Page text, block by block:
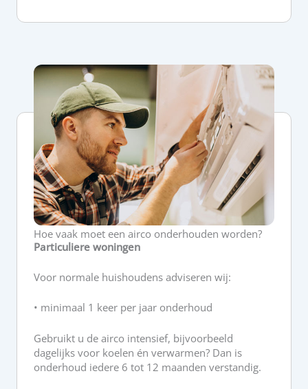
Hoe vaak moet een airco onderhouden worden?
Particuliere woningen
Voor normale huishoudens adviseren wij:
• minimaal 1 keer per jaar onderhoud
Gebruikt u de airco intensief, bijvoorbeeld
dagelijks voor koelen én verwarmen? Dan is
onderhoud iedere 6 tot 12 maanden verstandig.